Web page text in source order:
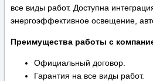
все виды работ. Доступна
энергоэффективное освещение,
Преимущества работы с
Официальный договор.
Гарантия на все виды работ.